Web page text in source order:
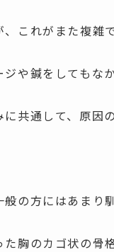
これがまた複雑
ジや鍼をしてもな
共通して、原因
の方にはあまり
胸のカゴ状の骨